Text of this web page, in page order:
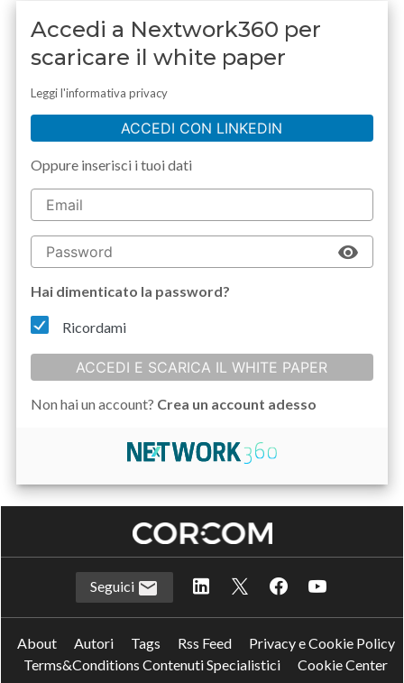
Accedi a Nextwork360 per
scaricare il white paper
Leggi l'informativa privacy
ACCEDI CON LINKEDIN
Oppure inserisci i tuoi dati
Hai dimenticato la password?
Ricordami
ACCEDI E SCARICA IL WHITE PAPER
Non hai un account? Crea un account adesso
Seguici
About Autori Tags Rss Feed
Privacy e Cookie Policy
Terms&Conditions Contenuti Specialistici
Cookie Center